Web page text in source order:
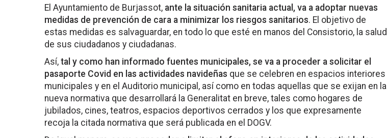
El Ayuntamiento de Burjassot, ante la situación sanitaria actual, va a adoptar nuevas
medidas de prevención de cara a minimizar los riesgos sanitarios. El objetivo de
estas medidas es salvaguardar, en todo lo que esté en manos del Consistorio, la salud
de sus ciudadanos y ciudadanas.
Así, tal y como han informado fuentes municipales, se va a proceder a solicitar el
pasaporte Covid en las actividades navideñas que se celebren en espacios interiores
municipales y en el Auditorio municipal, así como en todas aquellas que se exijan en la
nueva normativa que desarrollará la Generalitat en breve, tales como hogares de
jubilados, cines, teatros, espacios deportivos cerrados y los que expresamente
recoja la citada normativa que será publicada en el DOGV.